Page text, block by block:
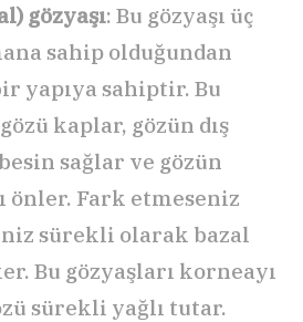
gözyaşı: Bu gözyaşı üç
sahip olduğundan
yapıya sahiptir. Bu
kaplar, gözün dış
sağlar ve gözün
önler. Fark etmeseniz
sürekli olarak bazal
Bu gözyaşları korneayı
sürekli yağlı tutar.